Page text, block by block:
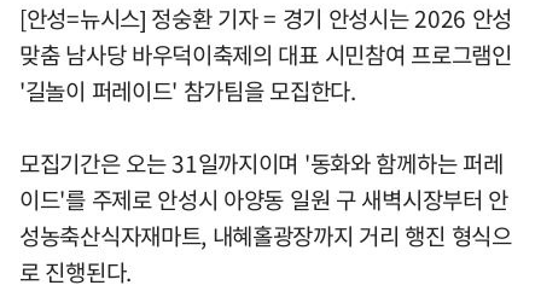
[안성=뉴시스] 정숭환 기자 = 경기 안성시는 2026 안성
맞춤 남사당 바우덕이축제의 대표 시민참여 프로그램인
'길놀이 퍼레이드' 참가팀을 모집한다.
모집기간은 오는 31일까지이며 '동화와 함께하는 퍼레
이드'를 주제로 안성시 아양동 일원 구 새벽시장부터 안
성농축산식자재마트, 내혜홀광장까지 거리 행진 형식으
로 진행된다.